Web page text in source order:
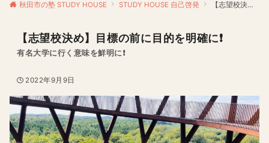
秋田市の塾 STUDY HOUSE STUDY HOUSE 自己啓発 【志望校決め】目標の前に目的を明確に❗️
【志望校決め】目標の前に目的を明確に❗️
有名大学に行く意味を鮮明に❗️
2022年9月9日